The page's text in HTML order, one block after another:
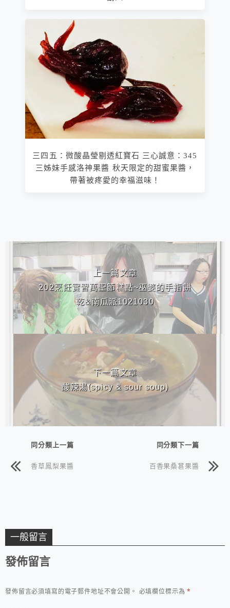
三四五：微酸晶瑩剔透紅寶石 三心誠意：345
三姊妹手感洛神果醬 秋天限定的甜蜜果醬，
帶著被疼愛的幸福滋味！
上一篇文章
202烹飪實習萬聖節糕點~巫婆的手指餅
乾&南瓜派1021030
下一篇文章
酸辣湯(spicy & sour soup)
同分類上一篇
香草鳳梨果醬
同分類下一篇
百香果桑葚果醬
一般留言
發佈留言
發佈留言必須填寫的電子郵件地址不會公開。 必填欄位標示為*